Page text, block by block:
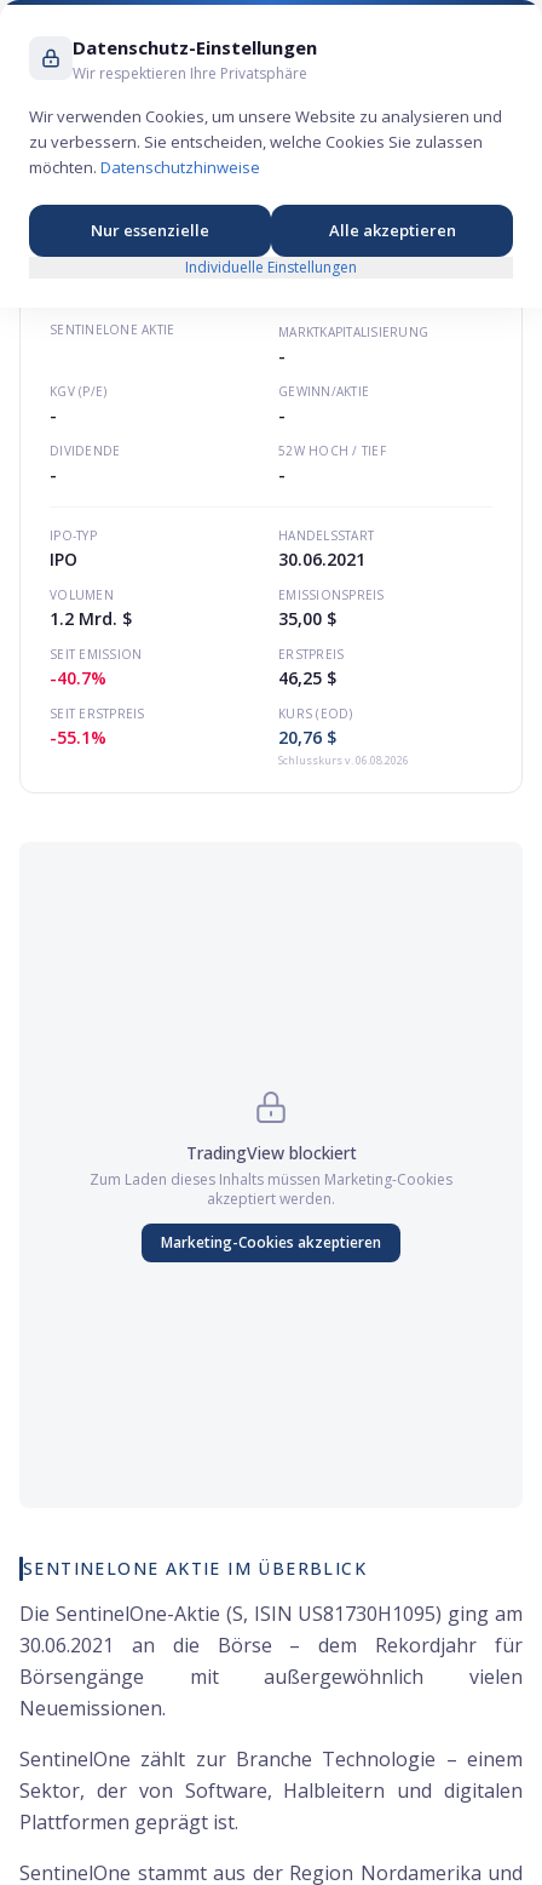
Suche ...
SentinelOne Aktie – Technologie-Börsengang
2021
Nordamerika 💾 sentinelone.com ★
SENTINELONE AKTIE MARKTKAPITALISIERUNG
-
KGV (P/E)
-
GEWINN/AKTIE
-
DIVIDENDE
-
52W HOCH / TIEF
-
IPO-TYP
IPO
HANDELSSTART
30.06.2021
VOLUMEN
1.2 Mrd. $
EMISSIONSPREIS
35,00 $
SEIT EMISSION
-40.7%
ERSTPREIS
46,25 $
SEIT ERSTPREIS
-55.1%
KURS (EOD)
20,76 $
Schlusskursv. 06.08.2026
TradingViewblockiert
Zum Laden dieses Inhalts müssen Marketing-Cookies
akzeptiert werden.
Marketing-Cookies akzeptieren
SENTINELONE AKTIE IM ÜBERBLICK
Die SentinelOne-Aktie (S, ISIN US81730H1095) ging am
30.06.2021 an die Börse – dem Rekordjahr für
Börsengänge mit außergewöhnlich vielen
Neuemissionen.
SentinelOne zählt zur Branche Technologie – einem
Sektor, der von Software, Halbleitern und digitalen
Plattformen geprägt ist.
SentinelOne stammt aus der Region Nordamerika und
Datenschutz-Einstellungen
Wir respektieren Ihre Privatsphäre
Wir verwenden Cookies, um unsere Website zu analysieren und
zu verbessern. Sie entscheiden, welche Cookies Sie zulassen
möchten. Datenschutzhinweise
Nur essenzielle Alle akzeptieren
Individuelle Einstellungen